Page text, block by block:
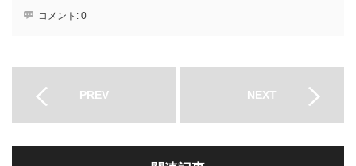
コメント: 0
PREV NEXT